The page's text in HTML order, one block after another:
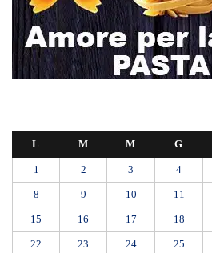
L M M G
1 2 3 4
8 9 10 11
15 16 17 18
22 23 24 25